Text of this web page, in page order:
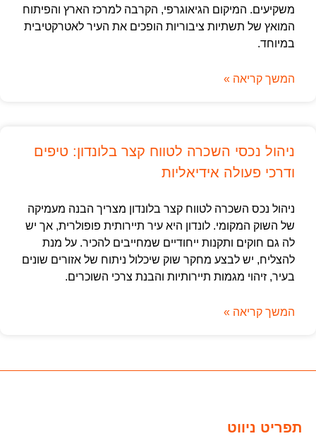
משקיעים. המיקום הגיאוגרפי, הקרבה למרכז הארץ והפיתוח
המואץ של תשתיות ציבוריות הופכים את העיר לאטרקטיבית
במיוחד.
המשך קריאה »
ניהול נכסי השכרה לטווח קצר בלונדון: טיפים
ודרכי פעולה אידיאליות
ניהול נכס השכרה לטווח קצר בלונדון מצריך הבנה מעמיקה
של השוק המקומי. לונדון היא עיר תיירותית פופולרית, אך יש
לה גם חוקים ותקנות ייחודיים שמחייבים להכיר. על מנת
להצליח, יש לבצע מחקר שוק שיכלול ניתוח של אזורים שונים
בעיר, זיהוי מגמות תיירותיות והבנת צרכי השוכרים.
המשך קריאה »
תפריט ניווט